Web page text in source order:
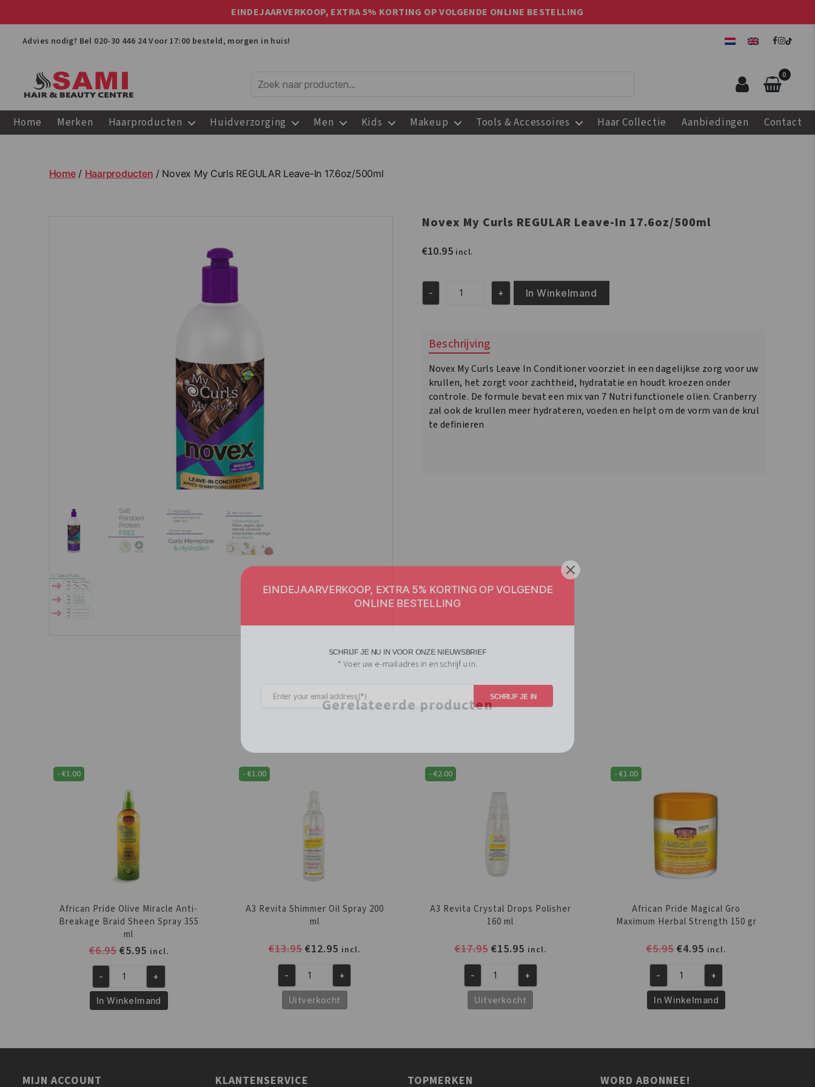
EINDEJAARVERKOOP, EXTRA 5% KORTING OP VOLGENDE ONLINE BESTELLING
Advies nodig? Bel 020-30 446 24 Voor 17:00 besteld, morgen in huis!
Hair
Centre
0
Home Merken Haarproducten Huidverzorging Men Kids Makeup Tools & Accessoires Haar Collectie Aanbiedingen Contact
Home/ Haarproducten / Novex My Curls REGULAR Leave-In 17.6oz/500ml
Novex My Curls REGULAR Leave-In 17.6oz/500ml
€10.95 incl.
Novex
Leave-
17.6oz/500ml
aantal
- + In Winkelmand
Beschrijving
Novex My Curls Leave In Conditioner voorziet in een dagelijkse zorg voor uw
krullen, het zorgt voor zachtheid, hydratatie en houdt kroezen onder
controle. De formule bevat een mix van 7 Nutri functionele olien. Cranberry
zal ook de krullen meer hydrateren, voeden en helpt om de vorm van de krul
te definieren
Gerelateerde producten
- €1.00
African Pride Olive Miracle Anti-
Breakage Braid Sheen Spray 355
ml
€6.95 Oorspronkelijke
was:
€6.95.
€5.95Huidige
prijs
is:
€5.95.
incl.
Pride
Olive
- +
In Winkelmand
-€1.00
A3 Revita Shimmer Oil Spray 200
ml
€13.95Oorspronkelijke
was:
€13.95.
€12.95 Huidige
prijs
is:
€12.95.
incl.
Revita
Shimmer
aantal
- +
Uitverkocht
- €2.00
A3 Revita Crystal Drops Polisher
160 ml
€17.95 Oorspronkelijke
was:
€17.95.
€15.95Huidige
prijs
is:
€15.95.
incl.
Revita
Crystal
aantal
- +
Uitverkocht
-€1.00
African Pride Magical Gro
Maximum Herbal Strength 150 gr
€5.95 Oorspronkelijke
was:
€5.95.
€4.95 Huidige
prijs
is:
€4.95.
incl.
Pride
Magical
150
- +
In Winkelmand
MIJN ACCOUNT KLANTENSERVICE TOPMERKEN WORD ABONNEE!
EINDEJAARVERKOOP, EXTRA 5% KORTING OP VOLGENDE
ONLINE BESTELLING
SCHRIJF JE NU IN VOOR ONZE NIEUWSBRIEF
* Voer uw e-mailadres in en schrijf u in.
SCHRIJF JE IN